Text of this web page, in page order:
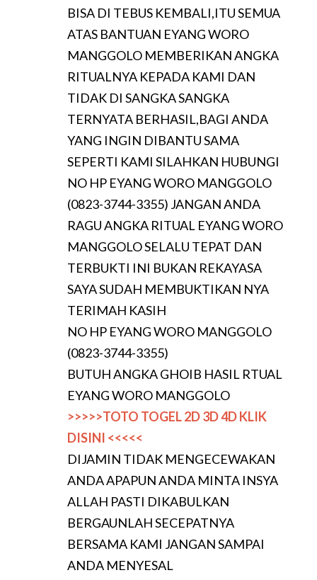
BISA DI TEBUS KEMBALI,ITU SEMUA
ATAS BANTUAN EYANG WORO
MANGGOLO MEMBERIKAN ANGKA
RITUALNYA KEPADA KAMI DAN
TIDAK DI SANGKA SANGKA
TERNYATA BERHASIL,BAGI ANDA
YANG INGIN DIBANTU SAMA
SEPERTI KAMI SILAHKAN HUBUNGI
NO HP EYANG WORO MANGGOLO
(0823-3744-3355) JANGAN ANDA
RAGU ANGKA RITUAL EYANG WORO
MANGGOLO SELALU TEPAT DAN
TERBUKTI INI BUKAN REKAYASA
SAYA SUDAH MEMBUKTIKAN NYA
TERIMAH KASIH
NO HP EYANG WORO MANGGOLO
(0823-3744-3355)
BUTUH ANGKA GHOIB HASIL RTUAL
EYANG WORO MANGGOLO
>>>>>TOTO TOGEL 2D 3D 4D KLIK
DISINI <<<<<
DIJAMIN TIDAK MENGECEWAKAN
ANDA APAPUN ANDA MINTA INSYA
ALLAH PASTI DIKABULKAN
BERGAUNLAH SECEPATNYA
BERSAMA KAMI JANGAN SAMPAI
ANDA MENYESAL